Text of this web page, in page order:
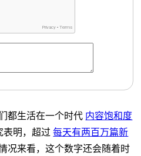
都生活在一个时代 内容饱和度
明，超过每天有两百万篇新
况来看，这个数字还会随着时